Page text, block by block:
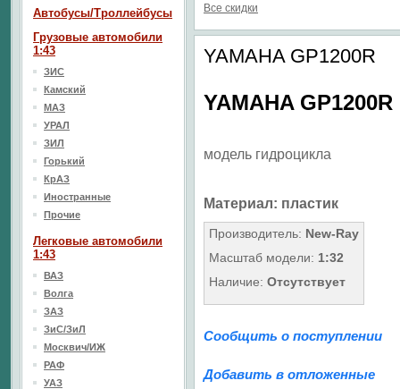
Все скидки
YAMAHA GP1200R
YAMAHA GP1200R
модель гидроцикла
Материал: пластик
Производитель: New-Ray
Масштаб модели: 1:32
Наличие: Отсутствует
Сообщить о поступлении
Добавить в отложенные
Автобусы/Троллейбусы
Грузовые автомобили
1:43
ЗИС
Камский
МАЗ
УРАЛ
ЗИЛ
Горький
КрАЗ
Иностранные
Прочие
Легковые автомобили
1:43
ВАЗ
Волга
ЗАЗ
ЗиС/ЗиЛ
Москвич/ИЖ
РАФ
УАЗ